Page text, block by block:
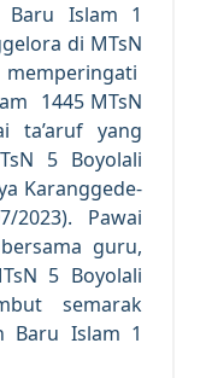
Islam 1
di MTsN
1445 MTsN
ta’aruf yang
5 Boyolali
Karanggede-
2023). Pawai
guru,
5 Boyolali
semarak
Baru Islam 1